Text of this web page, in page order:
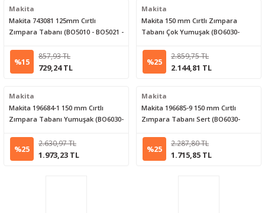
Makita
Makita 743081 125mm Cırtlı
Zımpara Tabanı (BO5010 - BO5021 -
%15
857,93 TL
729,24 TL
Makita
Makita 150 mm Cırtlı Zımpara
Tabanı Çok Yumuşak (BO6030-
%25
2.859,75 TL
2.144,81 TL
Makita
Makita 196684-1 150 mm Cırtlı
Zımpara Tabanı Yumuşak (BO6030-
%25
2.630,97 TL
1.973,23 TL
Makita
Makita 196685-9 150 mm Cırtlı
Zımpara Tabanı Sert (BO6030-
%25
2.287,80 TL
1.715,85 TL